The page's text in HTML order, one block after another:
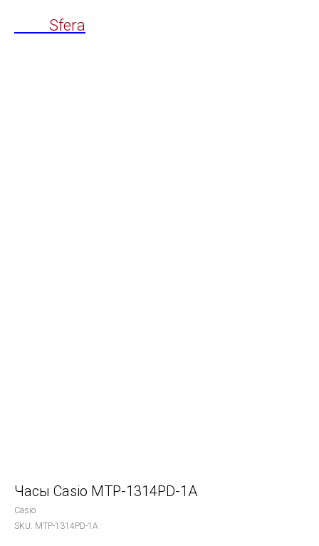
Sfera
Часы Casio MTP-1314PD-1A
Casio
SKU: MTP-1314PD-1A